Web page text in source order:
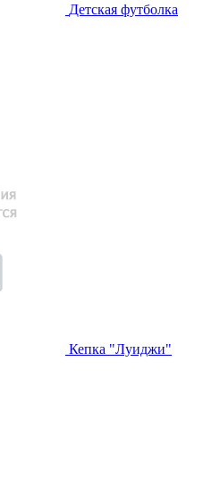
Детская футболка
Кепка "Луиджи"